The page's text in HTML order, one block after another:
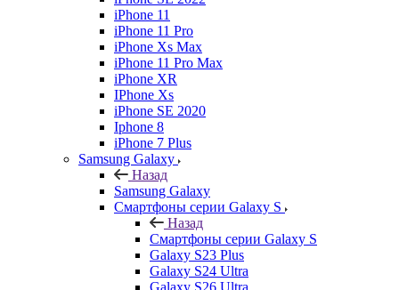
iPhone 11
iPhone 11 Pro
iPhone Xs Max
iPhone 11 Pro Max
iPhone XR
IPhone Xs
iPhone SE 2020
Iphone 8
iPhone 7 Plus
Samsung Galaxy
Назад
Samsung Galaxy
Смартфоны серии Galaxy S
Назад
Смартфоны серии Galaxy S
Galaxy S23 Plus
Galaxy S24 Ultra
Galaxy S26 Ultra